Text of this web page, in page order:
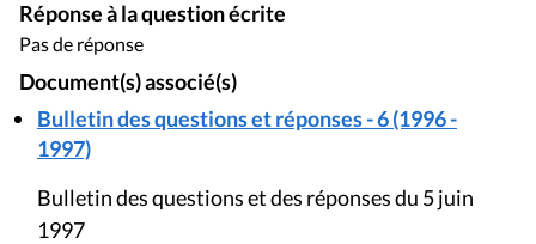
Réponse à la question écrite
Pas de réponse
Document(s) associé(s)
Bulletin des questions et réponses - 6 (1996 -
1997)
Bulletin des questions et des réponses du 5 juin
1997